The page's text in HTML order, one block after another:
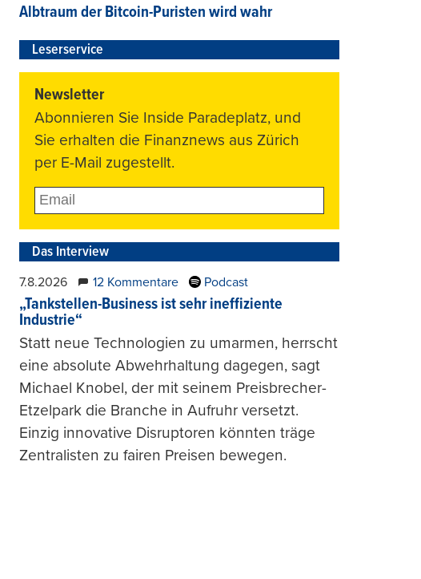
Albtraum der Bitcoin-Puristen wird wahr
Leserservice
Newsletter
Abonnieren Sie Inside Paradeplatz, und
Sie erhalten die Finanznews aus Zürich
per E-Mail zugestellt.
Das Interview
7.8.2026 12 Kommentare Podcast
„Tankstellen-Business ist sehr ineffiziente
Industrie“
Statt neue Technologien zu umarmen, herrscht
eine absolute Abwehrhaltung dagegen, sagt
Michael Knobel, der mit seinem Preisbrecher-
Etzelpark die Branche in Aufruhr versetzt.
Einzig innovative Disruptoren könnten träge
Zentralisten zu fairen Preisen bewegen.